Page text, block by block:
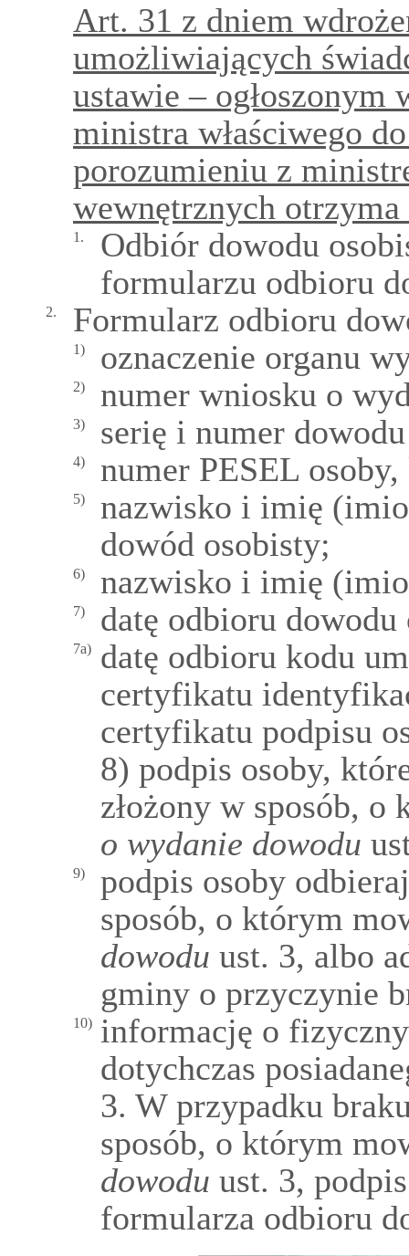
Art. 31 z dniem
umożliwiających
ustawie –
ministra właściwego
porozumieniu z
wewnętrznych
1.
Odbiór dowodu
formularzu odbioru
2. Formularz odbioru
1) oznaczenie organu
2) numer wniosku o
3) serię i numer
4) numer PESEL
5)
nazwisko i imię
dowód osobisty;
6) nazwisko i imię
7) datę odbioru dowodu
7a)
datę odbioru kodu
certyfikatu
certyfikatu podpisu
8) podpis osoby,
złożony w sposób, o
o wydanie dowodu
9)
podpis osoby
sposób, o którym
dowodu ust. 3, albo
gminy o przyczynie
10) informację o
dotychczas
3. W przypadku
sposób, o którym
dowodu ust. 3,
formularza odbioru